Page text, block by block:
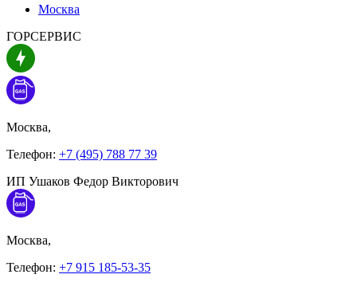
Москва
ГОРСЕРВИС
Москва,
Телефон: +7 (495) 788 77 39
ИП Ушаков Федор Викторович
Москва,
Телефон: +7 915 185-53-35